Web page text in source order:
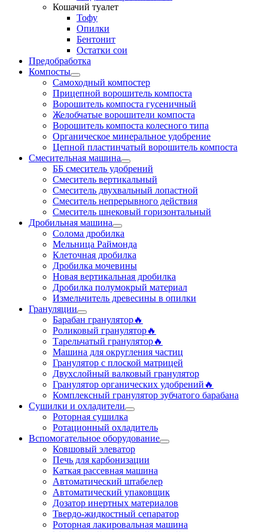
Кошачий туалет
Тофу
Опилки
Бентонит
Остатки сои
Предобработка
Компосты
Cамоходный компостер
Прицепной ворошитель компоста
Ворошитель компоста гусеничный
Желобчатые ворошители компоста
Ворошитель компоста колесного типа
Органическое минеральное удобрение
Цепной пластинчатый ворошитель компоста
Смесительная машина
ББ смеситель удобрений
Смеситель вертикальный
Смеситель двухвальный лопастной
Смеситель непрерывного действия
Смеситель шнековый горизонтальный
Дробильная машина
Солома дробилка
Мельница Раймонда
Клеточная дробилка
Дробилка мочевины
Новая вертикальная дробилка
Дробилка полумокрый материал
Измельчитель древесины в опилки
Грануляции
Барабан гранулятор🔥
Роликовый гранулятор🔥
Тарельчатый гранулятор🔥
Машина для округления частиц
Гранулятор с плоской матрицей
Двухслойный валковый гранулятор
Гранулятор органических удобрений🔥
Комплексный гранулятор зубчатого барабана
Сушилки и охладители
Роторная сушилка
Ротационный охладитель
Вспомогательное оборудование
Ковшовый элеватор
Печь для карбонизации
Каткая рассевная машина
Автоматический штабелер
Автоматический упаковщик
Дозатор инертных материалов
Твердо-жидкостный сепаратор
Роторная лакировальная машина